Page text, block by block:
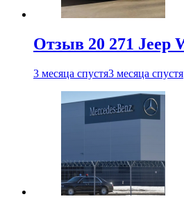
Отзыв 20 271 Jeep
3 месяца спустя3 месяца спустя